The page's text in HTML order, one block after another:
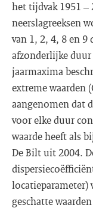
het tijdvak 1951 –
neerslagreeksen
van 1, 2, 4, 8 en 9
afzonderlijke duur
jaarmaxima
extreme waarden
aangenomen dat
voor elke duur
waarde heeft als
De Bilt uit 2004.
locatieparameter)
geschatte